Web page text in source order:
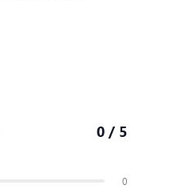
0 / 5
0